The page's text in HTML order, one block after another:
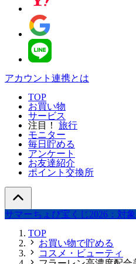
アカウント連携とは
TOP
お買い物
サービス
注目！
旅行
モニター
毎日貯める
アンケート
お友達紹介
ポイント交換所
サマーちょび宝くじ2026：対
TOP
お買い物で貯める
コスメ・ビューティ